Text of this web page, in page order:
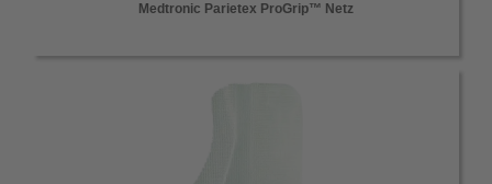
Medtronic Parietex ProGrip™ Netz